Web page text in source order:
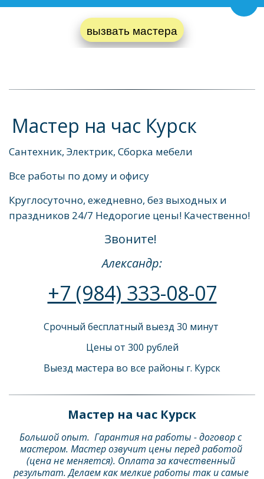
вызвать мастера
Мастер на час Курск
Сантехник, Электрик, Сборка мебели
Все работы по дому и офису
Круглосуточно, ежедневно, без выходных и
праздников 24/7 Недорогие цены! Качественно!
Звоните!
Александр:
+7 (984) 333-08-07
Срочный бесплатный выезд 30 минут
Цены от 300 рублей
Выезд мастера во все районы г. Курск
Мастер на час Курск
Большой опыт.  Гарантия на работы - договор с
мастером. Мастер озвучит цены перед работой
(цена не меняется). Оплата за качественный
результат. Делаем как мелкие работы так и самые